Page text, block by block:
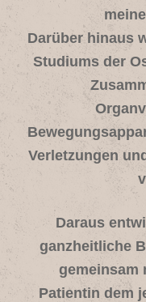
Darüber hinaus
Studiums der
Verletzungen
Daraus
ganzheitliche
gemeinsam
Patientin dem